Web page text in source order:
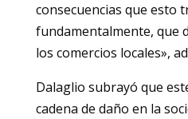
consecuencias que esto
fundamentalmente, que
los comercios locales»,
Dalaglio subrayó que
cadena de daño en la